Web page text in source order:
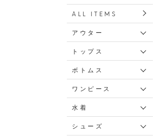
ALL ITEMS
アウター
トップス
ボトムス
ワンピース
水着
シューズ